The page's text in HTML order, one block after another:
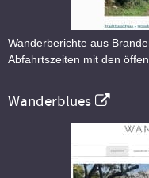
Wanderberichte aus
Abfahrtszeiten mit den
Wanderblues